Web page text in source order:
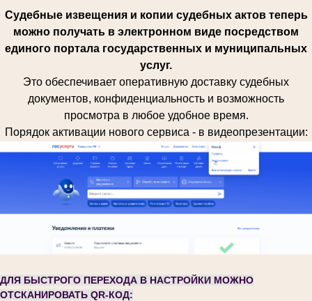
Судебные извещения и копии судебных актов теперь
можно получать в электронном виде посредством
единого портала государственных и муниципальных
услуг.
Это обеспечивает оперативную доставку судебных
документов, конфиденциальность и возможность
просмотра в любое удобное время.
Порядок активации нового сервиса - в видеопрезентации:
ДЛЯ БЫСТРОГО ПЕРЕХОДА В НАСТРОЙКИ МОЖНО
ОТСКАНИРОВАТЬ QR-КОД: